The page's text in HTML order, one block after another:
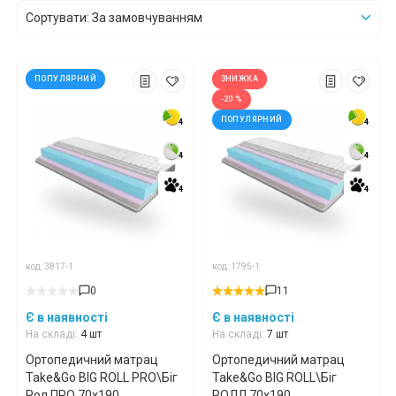
Сортувати: За замовчуванням
4
4
4
ПОПУЛЯРНИЙ
код: 3817-1
0
Є в наявності
На складі: 4 шт
4
4
4
Ортопедичний матрац
Take&Go BIG ROLL PRO\Біг
4
4
4
ЗНИЖКА
-20 %
ПОПУЛЯРНИЙ
код: 1795-1
11
Є в наявності
На складі: 7 шт
4
4
4
Ортопедичний матрац
Take&Go BIG ROLL\Біг
*